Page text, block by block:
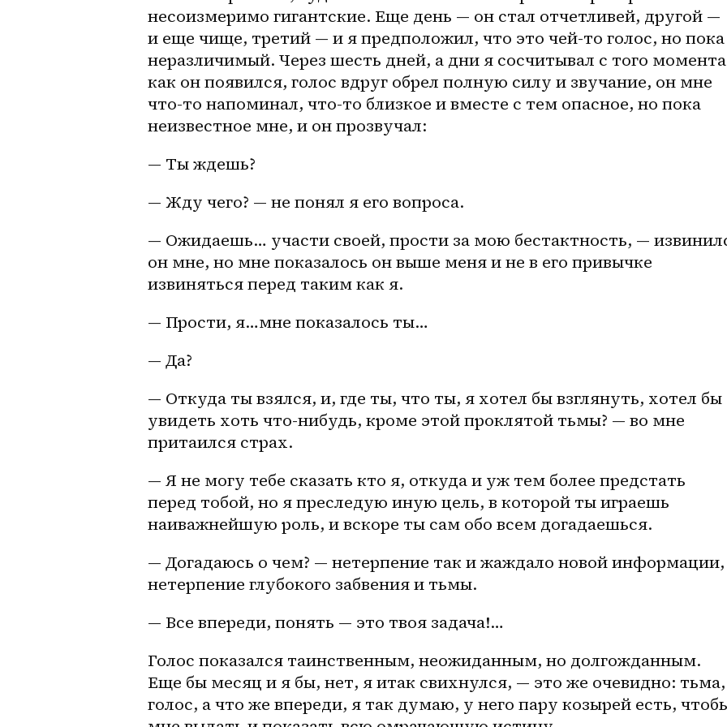
несоизмеримо гигантские. Еще день — он стал отчетливей, другой —
и еще чище, третий — и я предположил, что это чей-то голос, но пока
неразличимый. Через шесть дней, а дни я сосчитывал с того
как он появился, голос вдруг обрел полную силу и звучание, он мне
что-то напоминал, что-то близкое и вместе с тем опасное, но пока
неизвестное мне, и он прозвучал:
— Ты ждешь?
— Жду чего? — не понял я его вопроса.
— Ожидаешь… участи своей, прости за мою бестактность, —
он мне, но мне показалось он выше меня и не в его привычке
извиняться перед таким как я.
— Прости, я…мне показалось ты…
— Да?
— Откуда ты взялся, и, где ты, что ты, я хотел бы взглянуть, хотел бы
увидеть хоть что-нибудь, кроме этой проклятой тьмы? — во мне
притаился страх.
— Я не могу тебе сказать кто я, откуда и уж тем более предстать
перед тобой, но я преследую иную цель, в которой ты играешь
наиважнейшую роль, и вскоре ты сам обо всем догадаешься.
— Догадаюсь о чем? — нетерпение так и жаждало новой информации,
нетерпение глубокого забвения и тьмы.
— Все впереди, понять — это твоя задача!…
Голос показался таинственным, неожиданным, но долгожданным.
Еще бы месяц и я бы, нет, я итак свихнулся, — это же очевидно: тьма,
голос, а что же впереди, я так думаю, у него пару козырей есть,